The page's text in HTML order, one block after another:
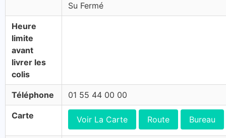
Su Fermé
Heure
limite
avant
livrer les
colis
Téléphone 01 55 44 00 00
Carte Voir La Carte Route Bureau